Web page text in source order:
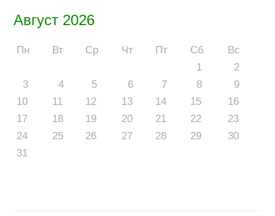
Август 2026
Пн Вт Ср Чт Пт Сб
Вс
1
2
3
4 5 6 7 8
9
10
11 12 13 14 15
16
17
18 19 20 21 22
23
24
25 26 27 28 29
30
31